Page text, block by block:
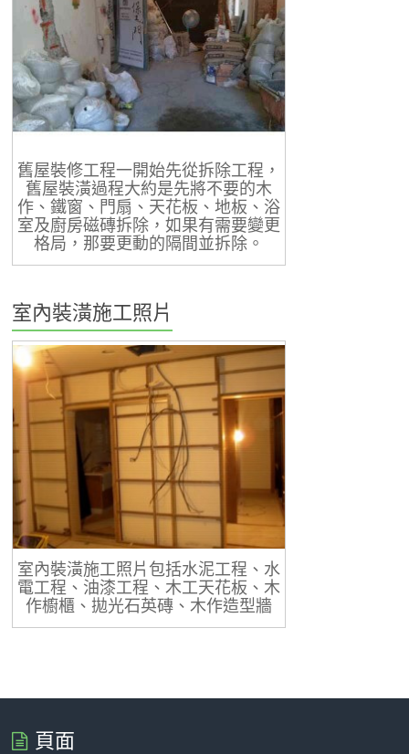
舊屋裝修工程一開始先從拆除工程，
舊屋裝潢過程大約是先將不要的木
作、鐵窗、門扇、天花板、地板、浴
室及廚房磁磚拆除，如果有需要變更
格局，那要更動的隔間並拆除。
室內裝潢施工照片
室內裝潢施工照片包括水泥工程、水
電工程、油漆工程、木工天花板、木
作櫥櫃、拋光石英磚、木作造型牆
頁面